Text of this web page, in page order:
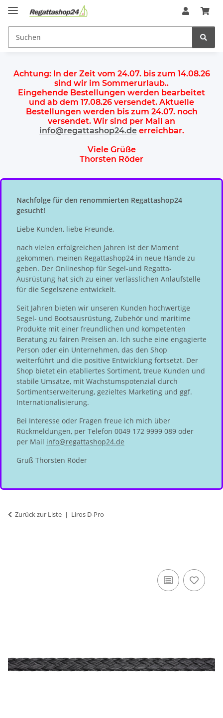
Achtung: In der Zeit vom 24.07. bis zum 14.08.26
sind wir im Sommerurlaub..
Eingehende Bestellungen werden bearbeitet
und ab dem 17.08.26 versendet. Aktuelle
Bestellungen werden bis zum 24.07.noch
versendet. Wir sind per Mail an
info@regattashop24.deerreichbar.
Viele Grüße
Thorsten Röder
Nachfolge für den renommierten Regattashop24
gesucht!
Liebe Kunden, liebe Freunde,
nach vielen erfolgreichen Jahren ist der Moment
gekommen, meinen Regattashop24 in neue Hände zu
geben. Der Onlineshop für Segel-und Regatta-
Ausrüstung hat sich zu einer verlässlichen Anlaufstelle
für die Segelszene entwickelt.
Seit Jahren bieten wir unseren Kunden hochwertige
Segel- und Bootsausrüstung, Zubehör und maritime
Produkte mit einer freundlichen und kompetenten
Beratung zu fairen Preisen an. Ich suche eine engagierte
Person oder ein Unternehmen, das den Shop
weiterführt und die positive Entwicklung fortsetzt. Der
Shop bietet ein etabliertes Sortiment, treue Kunden und
stabile Umsätze, mit Wachstumspotenzial durch
Sortimentserweiterung, gezieltes Marketing und ggf.
Internationalisierung.
Bei Interesse oder Fragen freue ich mich über
Rückmeldungen, per Telefon 0049 172 9999 089 oder
per Mail info@regattashop24.de
Gruß Thorsten Röder
Zurück zur Liste Liros D-Pro